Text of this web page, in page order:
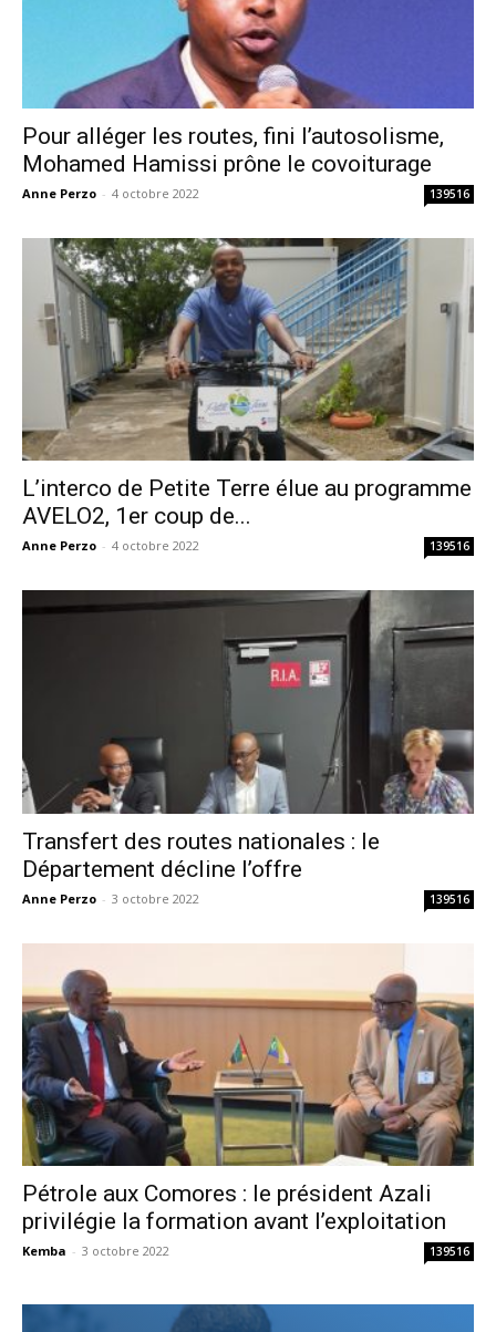
Pour alléger les routes, fini l’autosolisme,
Mohamed Hamissi prône le covoiturage
Anne Perzo - 4 octobre 2022 139516
L’interco de Petite Terre élue au programme
AVELO2, 1er coup de...
Anne Perzo - 4 octobre 2022 139516
Transfert des routes nationales : le
Département décline l’offre
Anne Perzo - 3 octobre 2022 139516
Pétrole aux Comores : le président Azali
privilégie la formation avant l’exploitation
Kemba - 3 octobre 2022 139516